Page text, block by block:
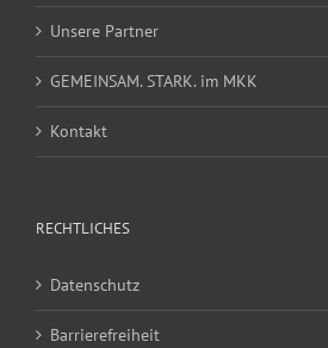
Unsere Partner
GEMEINSAM. STARK. im MKK
Kontakt
RECHTLICHES
Datenschutz
Barrierefreiheit